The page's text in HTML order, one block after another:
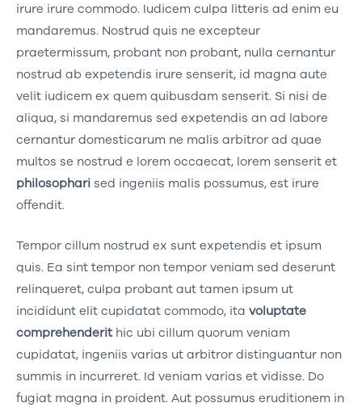
irure irure commodo. Iudicem culpa litteris ad enim eu
mandaremus. Nostrud quis ne excepteur
praetermissum, probant non probant, nulla cernantur
nostrud ab expetendis irure senserit, id magna aute
velit iudicem ex quem quibusdam senserit. Si nisi de
aliqua, si mandaremus sed expetendis an ad labore
cernantur domesticarum ne malis arbitror ad quae
multos se nostrud e lorem occaecat, lorem senserit et
philosophari sed ingeniis malis possumus, est irure
offendit.
Tempor cillum nostrud ex sunt expetendis et ipsum
quis. Ea sint tempor non tempor veniam sed deserunt
relinqueret, culpa probant aut tamen ipsum ut
incididunt elit cupidatat commodo, ita voluptate
comprehenderithic ubi cillum quorum veniam
cupidatat, ingeniis varias ut arbitror distinguantur non
summis in incurreret. Id veniam varias et vidisse. Do
fugiat magna in proident. Aut possumus eruditionem in